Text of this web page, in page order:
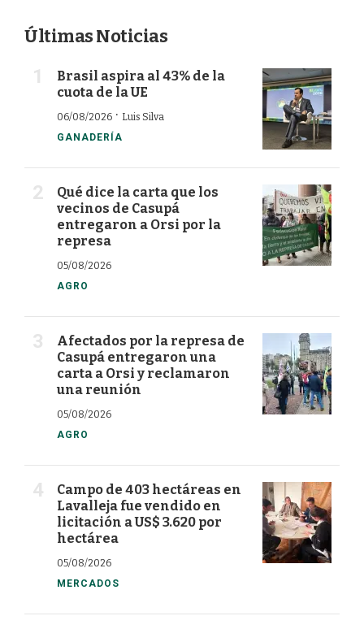
Últimas Noticias
Brasil aspira al 43% de la
cuota de la UE
06/08/2026 · Luis Silva
GANADERÍA
Qué dice la carta que los
vecinos de Casupá
entregaron a Orsi por la
represa
05/08/2026
AGRO
Afectados por la represa de
Casupá entregaron una
carta a Orsi y reclamaron
una reunión
05/08/2026
AGRO
Campo de 403 hectáreas en
Lavalleja fue vendido en
licitación a US$ 3.620 por
hectárea
05/08/2026
MERCADOS